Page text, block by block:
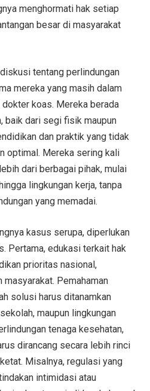
menghormati hak setiap
besar di masyarakat
tentang perlindungan
mereka yang masih dalam
koas. Mereka berada
baik dari segi fisik maupun
dan praktik yang tidak
optimal. Mereka sering kali
dari berbagai pihak, mulai
lingkungan kerja, tanpa
yang memadai.
kasus serupa, diperlukan
Pertama, edukasi terkait hak
prioritas nasional,
Pemahaman
solusi harus ditanamkan
maupun lingkungan
tenaga kesehatan,
dirancang secara lebih rinci
Misalnya, regulasi yang
intimidasi atau